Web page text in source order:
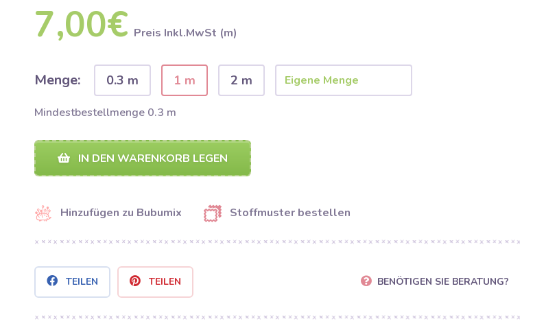
7,00€ Preis Inkl.MwSt (m)
Menge: 0.3 m 1 m 2 m
Mindestbestellmenge 0.3 m
IN DEN WARENKORB LEGEN
Hinzufügen zu Bubumix Stoffmuster bestellen
TEILEN TEILEN BENÖTIGEN SIE BERATUNG?